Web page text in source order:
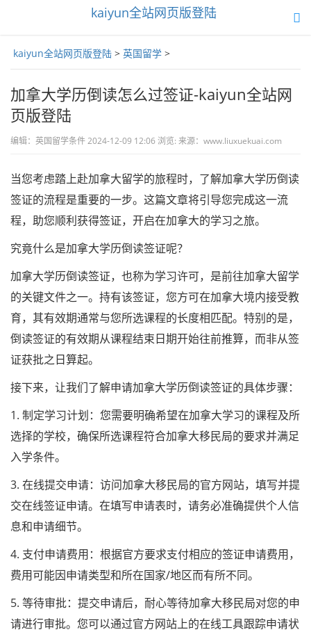
kaiyun全站网页版登陆
kaiyun全站网页版登陆 > 英国留学 >
加拿大学历倒读怎么过签证-kaiyun全站网
页版登陆
编辑：英国留学条件 2024-12-09 12:06 浏览: 来源：www.liuxuekuai.com
当您考虑踏上赴加拿大留学的旅程时，了解加拿大学历倒读
签证的流程是重要的一步。这篇文章将引导您完成这一流
程，助您顺利获得签证，开启在加拿大的学习之旅。
究竟什么是加拿大学历倒读签证呢？
加拿大学历倒读签证，也称为学习许可，是前往加拿大留学
的关键文件之一。持有该签证，您方可在加拿大境内接受教
育，其有效期通常与您所选课程的长度相匹配。特别的是，
倒读签证的有效期从课程结束日期开始往前推算，而非从签
证获批之日算起。
接下来，让我们了解申请加拿大学历倒读签证的具体步骤：
1. 制定学习计划：您需要明确希望在加拿大学习的课程及所
选择的学校，确保所选课程符合加拿大移民局的要求并满足
入学条件。
3. 在线提交申请：访问加拿大移民局的官方网站，填写并提
交在线签证申请。在填写申请表时，请务必准确提供个人信
息和申请细节。
4. 支付申请费用：根据官方要求支付相应的签证申请费用，
费用可能因申请类型和所在国家/地区而有所不同。
5. 等待审批：提交申请后，耐心等待加拿大移民局对您的申
请进行审批。您可以通过官方网站上的在线工具跟踪申请状